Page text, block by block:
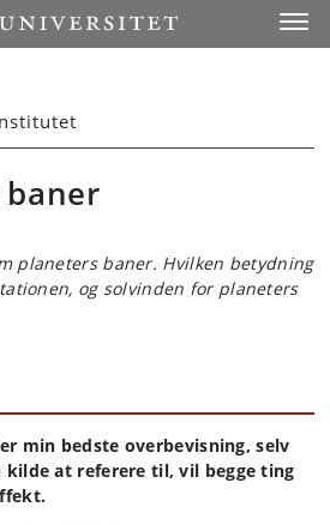
planeters baner. Hvilken betydning
og solvinden for planeters
min bedste overbevisning, selv
kilde at referere til, vil begge ting